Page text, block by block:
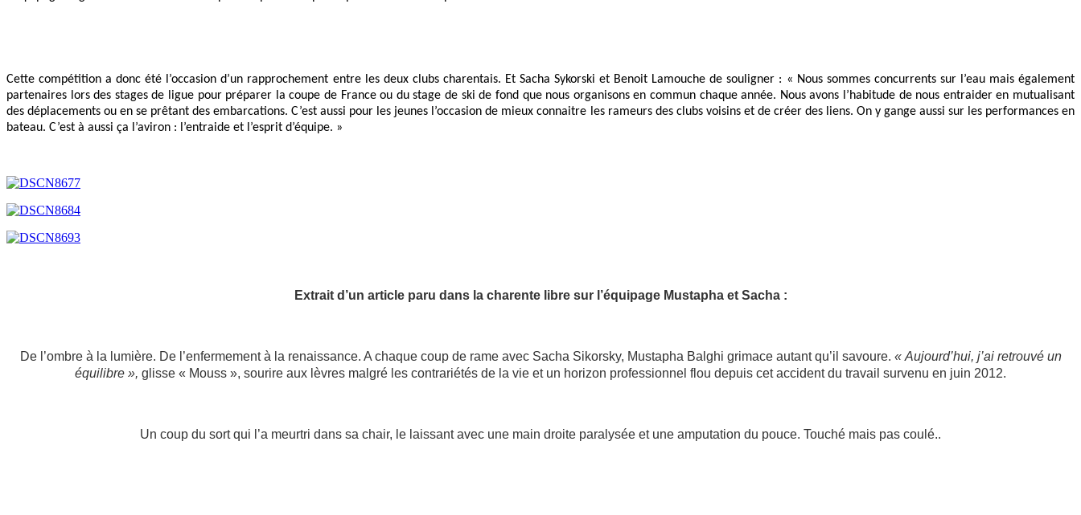
Cette compétition a donc été l’occasion d’un rapprochement entre les deux clubs charentais. Et Sacha Sykorski et Benoit Lamouche de souligner : « Nous sommes concurrents sur l’eau mais également
partenaires lors des stages de ligue pour préparer la coupe de France ou du stage de ski de fond que nous organisons en commun chaque année. Nous avons l’habitude de nous entraider en mutualisant
des déplacements ou en se prêtant des embarcations. C’est aussi pour les jeunes l’occasion de mieux connaitre les rameurs des clubs voisins et de créer des liens. On y gange aussi sur les performances en
bateau. C’est à aussi ça l’aviron : l’entraide et l’esprit d’équipe. »
Extrait d’un article paru dans la charente libre sur l’équipage Mustapha et Sacha :
De l’ombre à la lumière. De l’enfermement à la renaissance. A chaque coup de rame avec Sacha Sikorsky, Mustapha Balghi grimace autant qu’il savoure. « Aujourd’hui, j’ai retrouvé un
équilibre », glisse « Mouss », sourire aux lèvres malgré les contrariétés de la vie et un horizon professionnel flou depuis cet accident du travail survenu en juin 2012.
Un coup du sort qui l’a meurtri dans sa chair, le laissant avec une main droite paralysée et une amputation du pouce. Touché mais pas coulé..